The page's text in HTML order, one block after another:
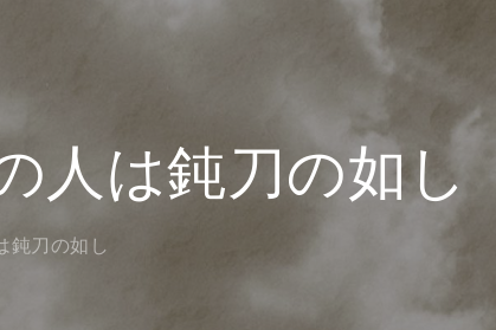
人は鈍刀の如し
鈍刀の如し